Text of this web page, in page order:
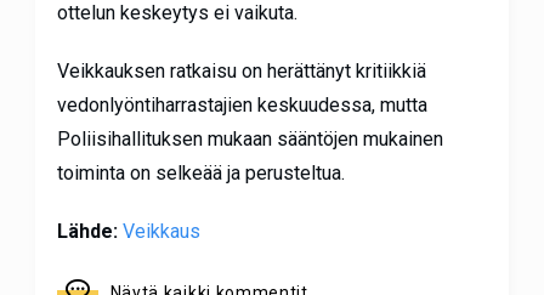
ottelun keskeytys ei vaikuta.
Veikkauksen ratkaisu on herättänyt kritiikkiä
vedonlyöntiharrastajien keskuudessa, mutta
Poliisihallituksen mukaan sääntöjen mukainen
toiminta on selkeää ja perusteltua.
Lähde: Veikkaus